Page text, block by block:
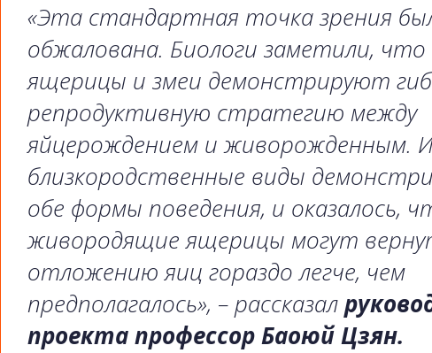
«Эта стандартная точка зрения
обжалована. Биологи заметили, что
ящерицы и змеи демонстрируют
репродуктивную стратегию между
яйцерождением и живорожденным.
близкородственные виды
обе формы поведения, и оказалось,
живородящие ящерицы могут
отложению яиц гораздо легче, чем
предполагалось», – рассказал
проекта профессор Баоюй Цзян.